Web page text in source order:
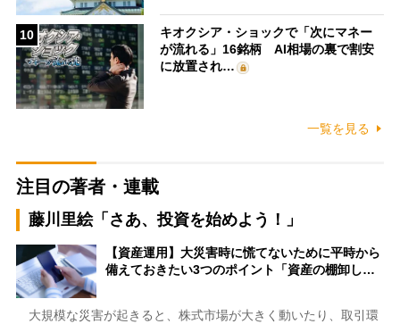
10
キオクシア・ショックで「次にマネー
が流れる」16銘柄 AI相場の裏で割安
に放置され…
一覧を見る
注目の著者・連載
藤川里絵「さあ、投資を始めよう！」
【資産運用】大災害時に慌てないために平時から
備えておきたい3つのポイント「資産の棚卸し…
大規模な災害が起きると、株式市場が大きく動いたり、取引環